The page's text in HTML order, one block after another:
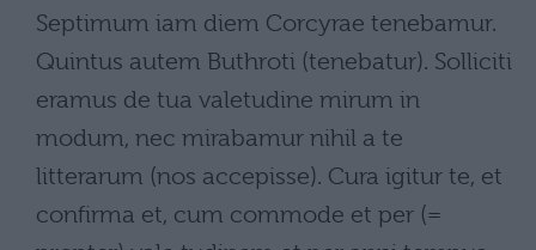
Septimum iam diem Corcyrae tenebamur.
Quintus autem Buthroti (tenebatur). Solliciti
eramus de tua valetudine mirum in
modum, nec mirabamur nihil a te
litterarum (nos accepisse). Cura igitur te, et
confirma et, cum commode et per (=